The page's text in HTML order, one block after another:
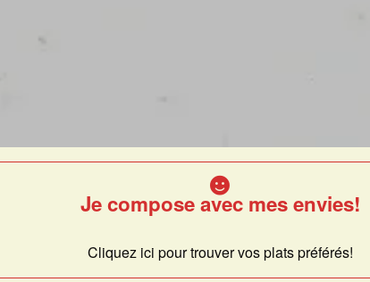
Je compose avec mes envies!
Cliquez ici pour trouver vos plats préférés!